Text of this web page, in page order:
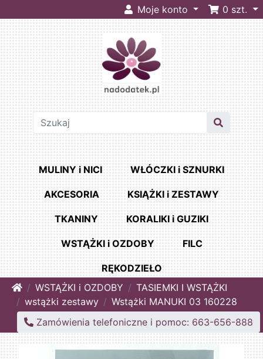
Moje konto 0 szt.
MULINY i NICI WŁÓCZKI i SZNURKI
AKCESORIA KSIĄŻKI i ZESTAWY
TKANINY KORALIKI i GUZIKI
WSTĄŻKI i OZDOBY FILC
RĘKODZIEŁO
HomeWSTĄŻKI i OZDOBY
TASIEMKI I WSTĄŻKI
wstążki zestawy
Wstążki MANUKI 03 160228
Zamówienia telefoniczne i pomoc: 663-656-888